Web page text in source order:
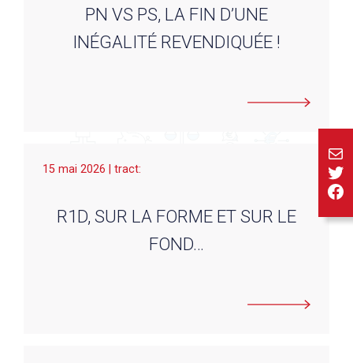
PN VS PS, LA FIN D’UNE
INÉGALITÉ REVENDIQUÉE !
15 mai 2026 | tract:
R1D, SUR LA FORME ET SUR LE
FOND…
E-